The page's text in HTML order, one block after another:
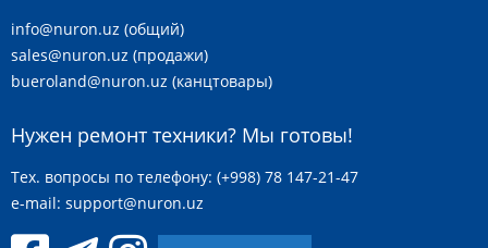
info@nuron.uz (общий)
sales@nuron.uz (продажи)
bueroland@nuron.uz (канцтовары)
Нужен ремонт техники? Мы готовы!
Тех. вопросы по телефону: (+998) 78 147-21-47
e-mail: support@nuron.uz